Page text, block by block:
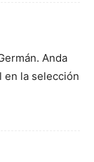
Anda
en la selección